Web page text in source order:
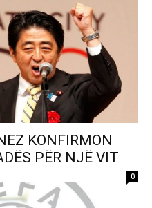
KONFIRMON
PËR NJË VIT
0